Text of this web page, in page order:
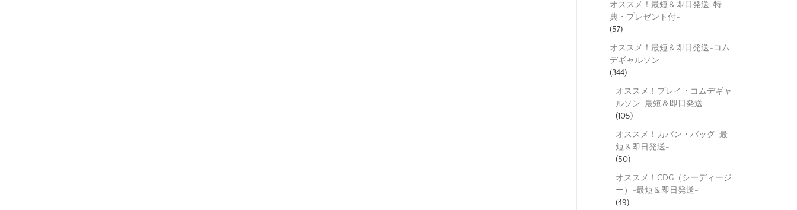
オススメ！最短＆即日発送-特
典・プレゼント付-
(57)
オススメ！最短＆即日発送-コム
デギャルソン
(344)
オススメ！プレイ・コムデギャ
ルソン-最短＆即日発送-
(105)
オススメ！カバン・バッグ-最
短＆即日発送-
(50)
オススメ！CDG（シーディージ
ー）-最短＆即日発送-
(49)